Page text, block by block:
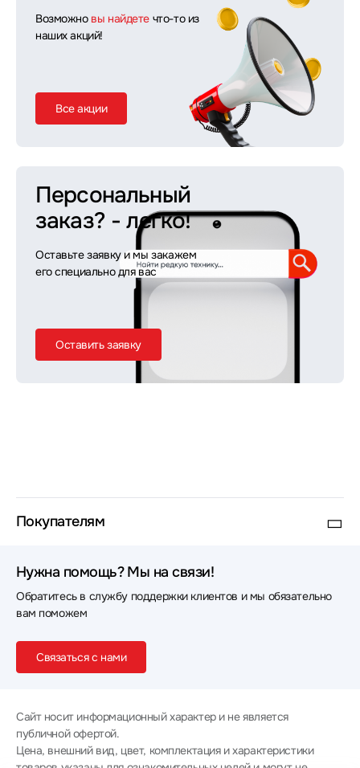
Возможно вы найдете что-то из
наших акций!
Все акции
Персональный
заказ? - легко!
Оставьте заявку и мы закажем
его специально для вас
Оставить заявку
Покупателям
Нужна помощь? Мы на связи!
Обратитесь в службу поддержки клиентов и мы обязательно
вам поможем
Связаться с нами
Сайт носит информационный характер и не является
публичной офертой.
Цена, внешний вид, цвет, комплектация и характеристики